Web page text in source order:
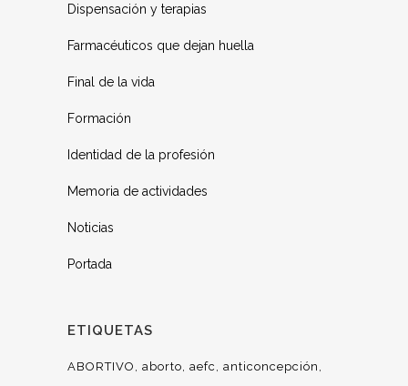
Dispensación y terapias
Farmacéuticos que dejan huella
Final de la vida
Formación
Identidad de la profesión
Memoria de actividades
Noticias
Portada
ETIQUETAS
ABORTIVO aborto aefc
anticoncepción